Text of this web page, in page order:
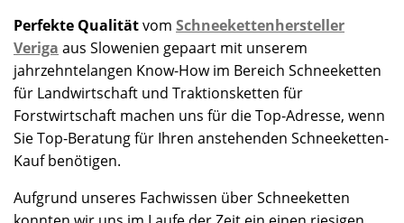
Perfekte Qualitätvom Schneekettenhersteller
Veriga aus Slowenien gepaart mit unserem
jahrzehntelangen Know-How im Bereich Schneeketten
für Landwirtschaft und Traktionsketten für
Forstwirtschaft machen uns für die Top-Adresse, wenn
Sie Top-Beratung für Ihren anstehenden Schneeketten-
Kauf benötigen.
Aufgrund unseres Fachwissen über Schneeketten